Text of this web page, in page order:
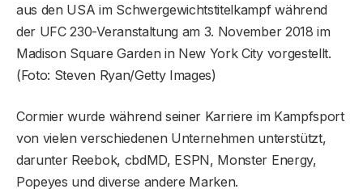
aus den USA im Schwergewichtstitelkampf während
der UFC 230-Veranstaltung am 3. November 2018 im
Madison Square Garden in New York City vorgestellt.
(Foto: Steven Ryan/Getty Images)
Cormier wurde während seiner Karriere im Kampfsport
von vielen verschiedenen Unternehmen unterstützt,
darunter Reebok, cbdMD, ESPN, Monster Energy,
Popeyes und diverse andere Marken.